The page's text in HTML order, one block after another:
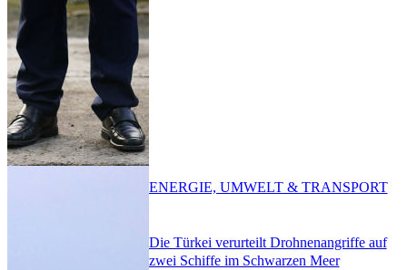
Die Türkei verurteilt Drohnenangriffe auf
zwei Schiffe im Schwarzen Meer
ENERGIE, UMWELT & TRANSPORT